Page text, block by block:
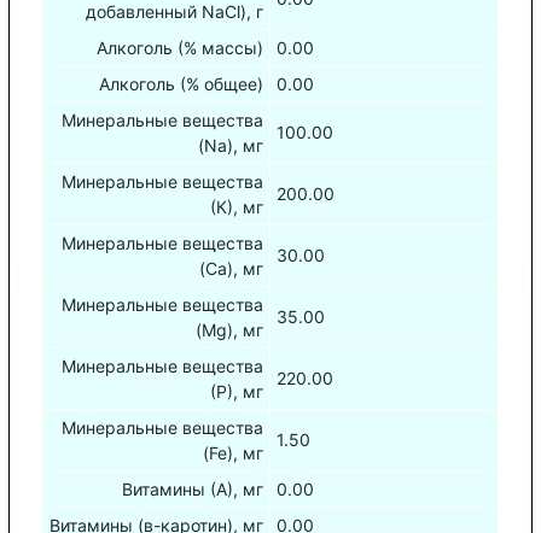
добавленный NaCl), г
Алкоголь (% массы)
0.00
Алкоголь (% общее)
0.00
Минеральные вещества
(Na), мг
100.00
Минеральные вещества
(К), мг
200.00
Минеральные вещества
(Са), мг
30.00
Минеральные вещества
(Mg), мг
35.00
Минеральные вещества
(Р), мг
220.00
Минеральные вещества
(Fe), мг
1.50
Витамины (А), мг
0.00
Витамины (в-каротин), мг
0.00